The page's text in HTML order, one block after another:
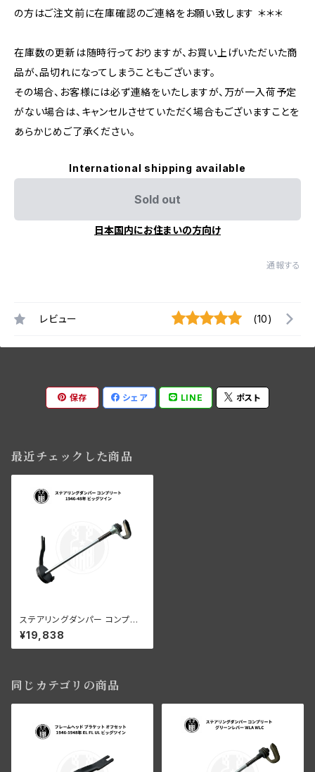
の方はご注文前に在庫確認のご連絡をお願い致します ＊＊＊
在庫数の更新は随時行っておりますが、お買い上げいただいた商
品が、品切れになってしまうこともございます。
その場合、お客様には必ず連絡をいたしますが、万が一入荷予定
がない場合は、キャンセルさせていただく場合もございますことを
あらかじめご了承ください。
International shipping available
Sold out
日本国内にお住まいの方向け
通報する
レビュー (10)
保存 シェア LINE ポスト
最近チェックした商品
ステアリングダンパー コンプリ
ート ハーレー 1946-48年 ビッ
グツイン
¥19,838
同じカテゴリの商品